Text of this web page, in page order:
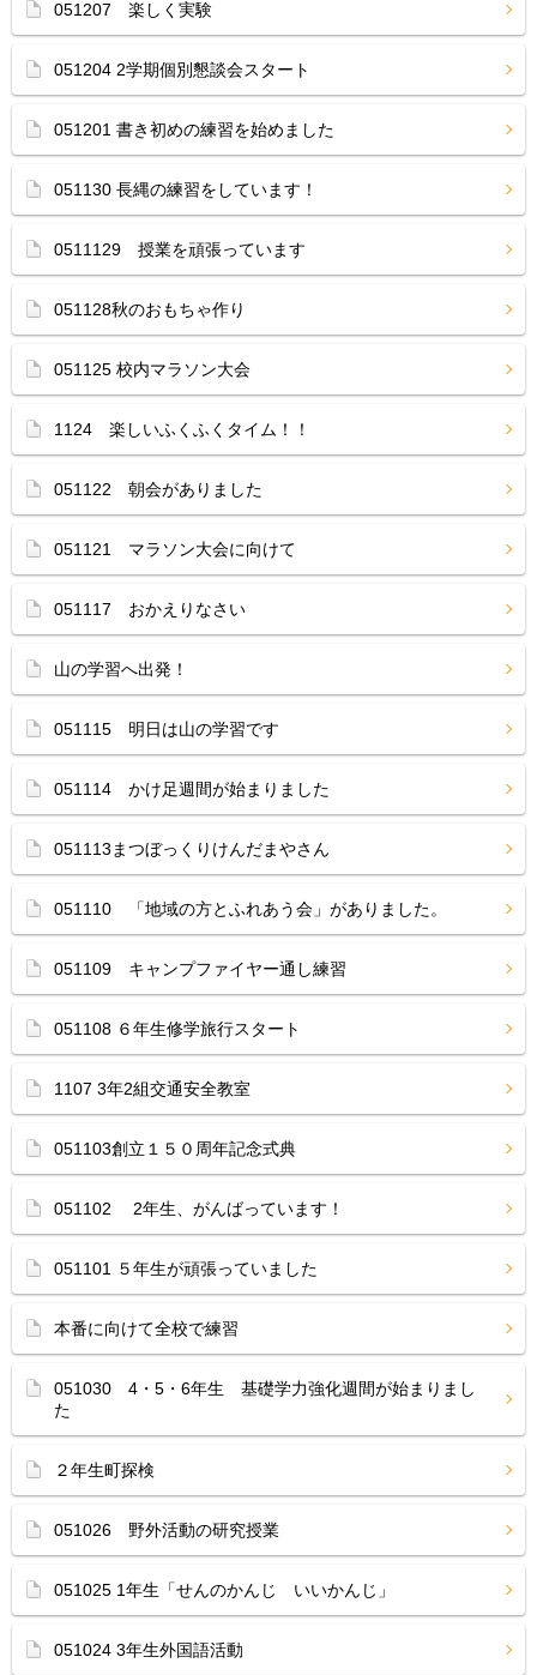
051207 楽しく実験
051204 2学期個別懇談会スタート
051201 書き初めの練習を始めました
051130 長縄の練習をしています！
0511129 授業を頑張っています
051128秋のおもちゃ作り
051125 校内マラソン大会
1124 楽しいふくふくタイム！！
051122 朝会がありました
051121 マラソン大会に向けて
051117 おかえりなさい
山の学習へ出発！
051115 明日は山の学習です
051114 かけ足週間が始まりました
051113まつぼっくりけんだまやさん
051110 「地域の方とふれあう会」がありました。
051109 キャンプファイヤー通し練習
051108 ６年生修学旅行スタート
1107 3年2組交通安全教室
051103創立１５０周年記念式典
051102 2年生、がんばっています！
051101 ５年生が頑張っていました
本番に向けて全校で練習
051030 4・5・6年生 基礎学力強化週間が始まりまし
た
２年生町探検
051026 野外活動の研究授業
051025 1年生「せんのかんじ いいかんじ」
051024 3年生外国語活動